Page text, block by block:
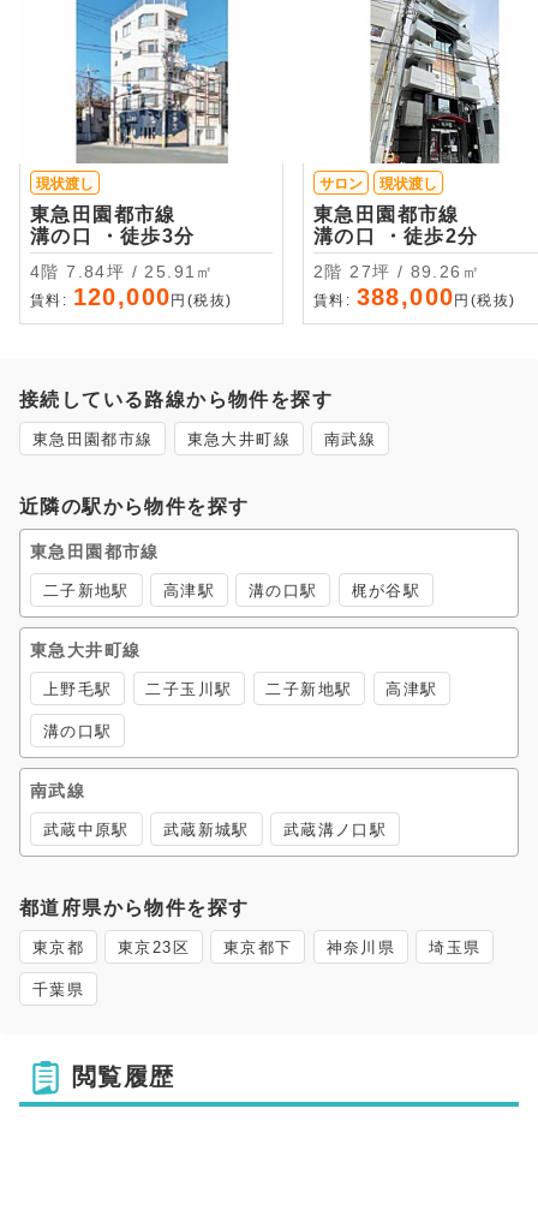
現状渡し
東急田園都市線
溝の口 ・徒歩3分
4階 7.84坪 / 25.91㎡
賃料: 120,000 円(税抜)
サロン 現状渡し
東急田園都市線
溝の口 ・徒歩2分
2階 27坪 / 89.26㎡
賃料: 388,000 円(税抜)
接続している路線から物件を探す
東急田園都市線 東急大井町線 南武線
近隣の駅から物件を探す
東急田園都市線
二子新地駅 高津駅 溝の口駅 梶が谷駅
東急大井町線
上野毛駅 二子玉川駅 二子新地駅 高津駅
溝の口駅
南武線
武蔵中原駅 武蔵新城駅 武蔵溝ノ口駅
都道府県から物件を探す
東京都 東京23区 東京都下 神奈川県 埼玉県
千葉県
閲覧履歴